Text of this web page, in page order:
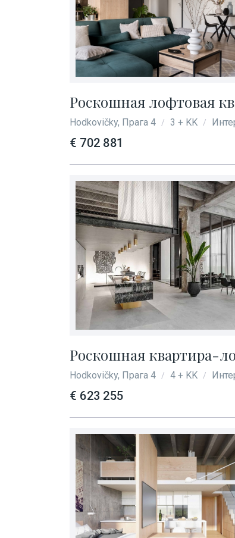
Роскошная лофтовая
Hodkovičky, Прага 4 / 3 + KK /
€ 702 881
Роскошная квартира-
Hodkovičky, Прага 4 / 4 + KK /
€ 623 255